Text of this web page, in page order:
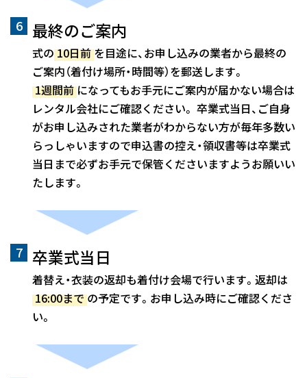
最終のご案内
式の 10日前 を目途に、お申し込みの業者から最終の
ご案内（着付け場所・時間等）を郵送します。
1週間前 になってもお手元にご案内が届かない場合は
レンタル会社にご確認ください。 卒業式当日、ご自身
がお申し込みされた業者がわからない方が毎年多数い
らっしゃいますので申込書の控え・領収書等は卒業式
当日まで必ずお手元で保管くださいますようお願いい
たします。
卒業式当日
着替え・衣装の返却も着付け会場で行います。返却は
16:00まで の予定です。お申し込み時にご確認くださ
い。